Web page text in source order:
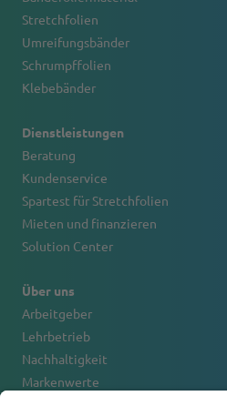
Stretchfolien
Umreifungsbänder
Schrumpffolien
Klebebänder
Dienstleistungen
Beratung
Kundenservice
Spartest für Stretchfolien
Mieten und finanzieren
Solution Center
Über uns
Arbeitgeber
Lehrbetrieb
Nachhaltigkeit
Markenwerte